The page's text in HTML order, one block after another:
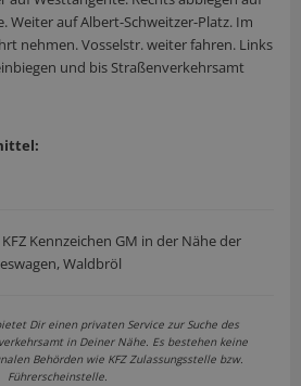
Weiter auf Albert-Schweitzer-Platz. Im
nehmen. Vosselstr. weiter fahren. Links
und bis Straßenverkehrsamt
Kennzeichen GM in der Nähe der
Waldbröl
Dir einen privaten Service zur Suche des
in Deiner Nähe. Es bestehen keine
Behörden wie KFZ Zulassungsstelle bzw.
Führerscheinstelle.